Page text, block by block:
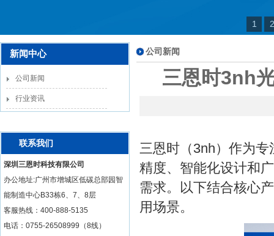
1 2
新闻中心
公司新闻
行业资讯
联系我们
深圳三恩时科技有限公司
办公地址:广州市增城区低碳总部园智
能制造中心B33栋6、7、8层
客服热线： 400-888-5135
电话：0755-26508999（8线）
公司新闻
三恩时3nh
三恩时（3nh）作为
精度、智能化设计和
需求。以下结合核心
用场景。